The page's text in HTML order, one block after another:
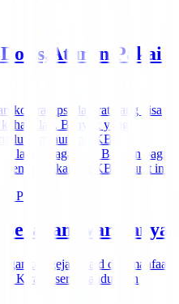
Pakai
kontrasepsi darurat yang bisa
Banyak yang
lupa minum pil KB,
lain sebagainya. Bahkan bagi
pil KB darurat ini.
P
Variannya
gejala haid dan manfaat
Kiranti serta kandungan